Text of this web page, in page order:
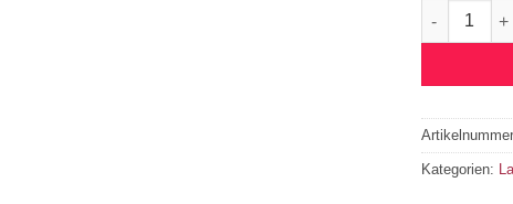
Frisch
Kategorien: